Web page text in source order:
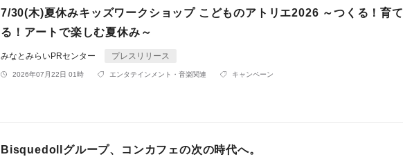
7/30(木)夏休みキッズワークショップ こどものアトリエ2026 ～つくる！育て
る！アートで楽しむ夏休み～
みなとみらいPRセンター プレスリリース
2026年07月22日 01時 エンタテインメント・音楽関連 キャンペーン
Bisquedollグループ、コンカフェの次の時代へ。